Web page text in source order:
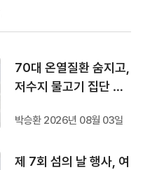
70대 온열질환 숨지고,
저수지 물고기 집단 폐
박승환 2026년 08월 03일
제 7회 섬의 날 행사, 여